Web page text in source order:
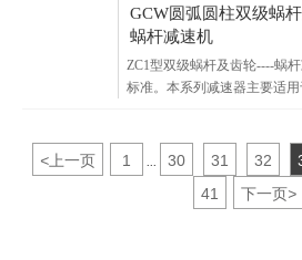
靠，无噪音、在蜗杆螺线导程
下减速机还具有自锁性。该机
式减速装置，并广泛用于搪
以顺时针方向旋转为宜。若配
合。选择减速机型号时，要
速与最大输出功率这两个参数
GCW圆弧圆柱双级蜗
蜗杆减速机
ZC1型双级蜗杆及齿轮----蜗
标准。本系列减速器主要适
1500r/min。
<上一页 1 ... 30 31 32
41 下一页>